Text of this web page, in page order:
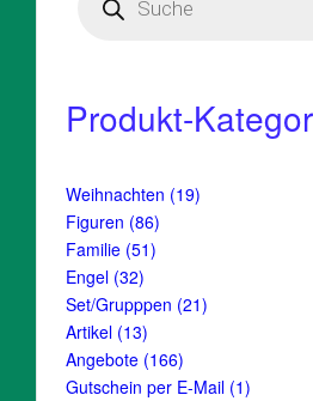
Produkt-
Weihnachten 1919
Figuren 8686
Produkte
Familie 5151
Engel 3232
Produkte
Set/Grupppen 2121
Artikel 1313
Produkte
Angebote 166166
Produkte
Gutschein per E-Mail 11